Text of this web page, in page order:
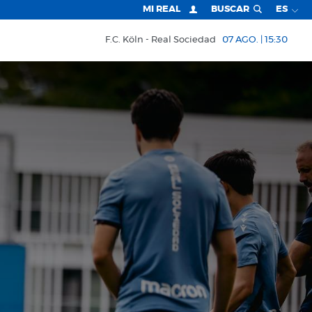
MI REAL BUSCAR ES
F.C. Köln Real Sociedad 07 AGO. | 15:30